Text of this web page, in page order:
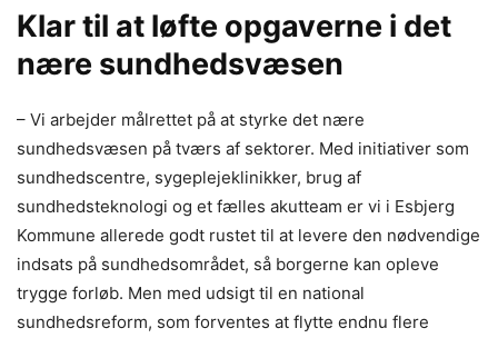
Klar til at løfte opgaverne i det
nære sundhedsvæsen
– Vi arbejder målrettet på at styrke det nære
sundhedsvæsen på tværs af sektorer. Med initiativer som
sundhedscentre, sygeplejeklinikker, brug af
sundhedsteknologi og et fælles akutteam er vi i Esbjerg
Kommune allerede godt rustet til at levere den nødvendige
indsats på sundhedsområdet, så borgerne kan opleve
trygge forløb. Men med udsigt til en national
sundhedsreform, som forventes at flytte endnu flere